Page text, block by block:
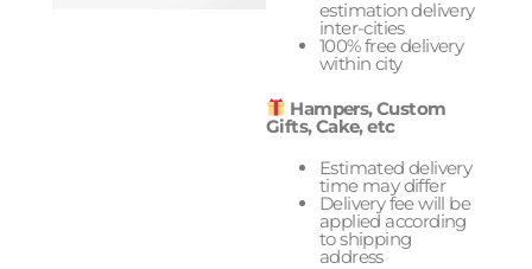
estimation delivery
inter-cities
100% free delivery
within city
Hampers, Custom
Gifts, Cake, etc
Estimated delivery
time may differ
Delivery fee will be
applied according
to shipping
address